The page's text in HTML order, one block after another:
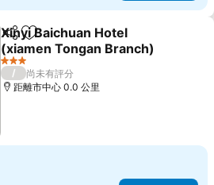
分享 加入我的最愛
Xinyi Baichuan Hotel
(xiamen Tongan Branch)
3 星級
/
尚未有評分
距離市中心 0.0 公里